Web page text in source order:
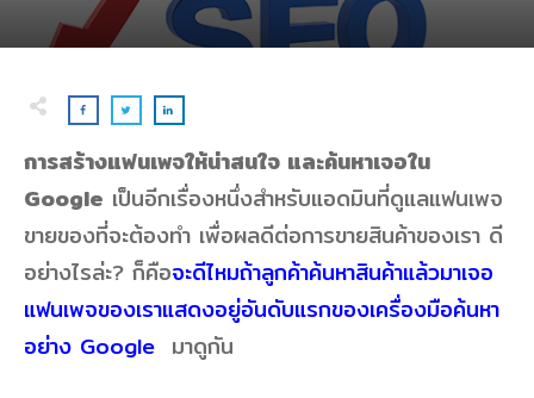
การสร้างแฟนเพจให้น่าสนใจ และค้นหาเจอใน
Google เป็นอีกเรื่องหนึ่งสำหรับแอดมินที่ดูแลแฟนเพจ
ขายของที่จะต้องทำ เพื่อผลดีต่อการขายสินค้าของเรา ดี
อย่างไรล่ะ? ก็คือจะดีไหมถ้าลูกค้าค้นหาสินค้าแล้วมาเจอ
แฟนเพจของเราแสดงอยู่อันดับแรกของเครื่องมือค้นหา
อย่าง Google มาดูกัน